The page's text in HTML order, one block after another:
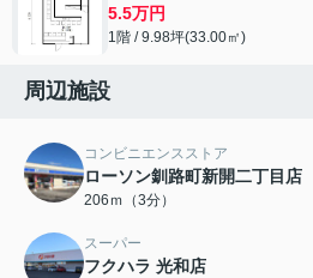
5.5万円
1階 / 9.98坪(33.00㎡)
周辺施設
コンビニエンスストア
ローソン釧路町新開二丁目店
206ｍ（3分）
スーパー
フクハラ 光和店